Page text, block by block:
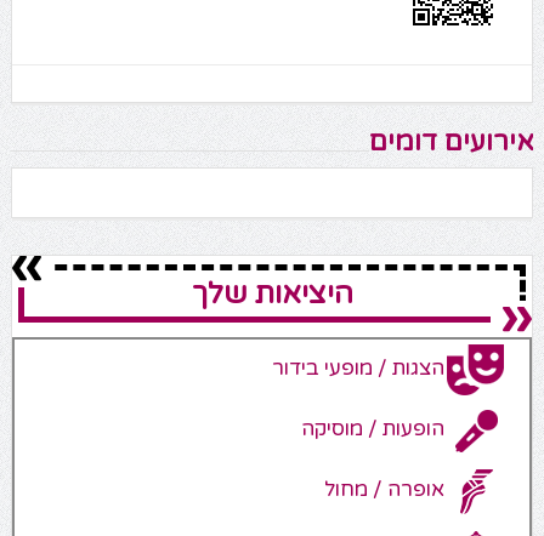
אירועים דומים
היציאות שלך
הצגות / מופעי בידור
הופעות / מוסיקה
אופרה / מחול